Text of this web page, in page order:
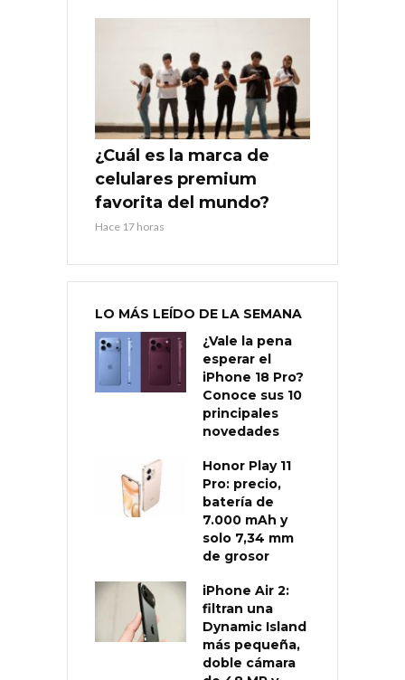
¿Cuál es la marca de
celulares premium
favorita del mundo?
Hace 17 horas
LO MÁS LEÍDO DE LA SEMANA
¿Vale la pena
esperar el
iPhone 18 Pro?
Conoce sus 10
principales
novedades
Honor Play 11
Pro: precio,
batería de
7.000 mAh y
solo 7,34 mm
de grosor
iPhone Air 2:
filtran una
Dynamic Island
más pequeña,
doble cámara